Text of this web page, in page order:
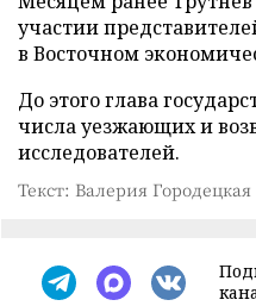
участии
в Восточном
До этого глава
числа уезжающих и
исследователей.
Текст: Валерия Городецкая